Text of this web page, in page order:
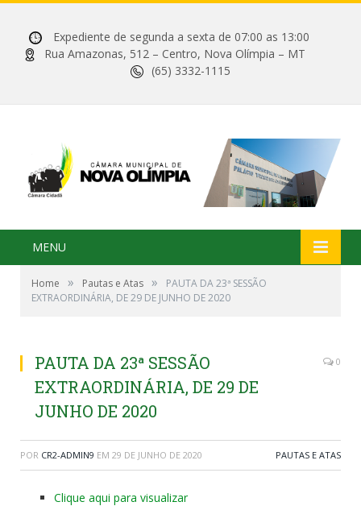
Expediente de segunda a sexta de 07:00 as 13:00
Rua Amazonas, 512 – Centro, Nova Olímpia – MT
(65) 3332-1115
MENU
Home » Pautas e Atas »
PAUTA DA 23ª SESSÃO
EXTRAORDINÁRIA, DE 29 DE JUNHO DE 2020
PAUTA DA 23ª SESSÃO
EXTRAORDINÁRIA, DE 29 DE
JUNHO DE 2020
0
POR CR2-ADMIN9 EM 29 DE JUNHO DE 2020 PAUTAS E ATAS
Clique aqui para visualizar